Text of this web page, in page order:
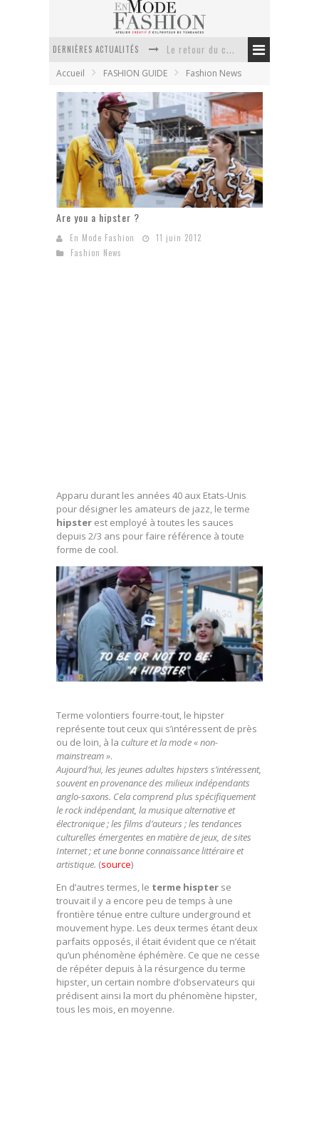
DERNIÈRES ACTUALITÉS
Week-end spa en automne : quel maillot de bain choisir ?
Pourquoi le costume sur mesure à Paris est un incontournable de l’élégance contemporaine ?
Anti chute cheveux homme : quelles solutions pour renforcer sa chevelure ?
Accueil FASHION GUIDE Fashion News
Are you a hipster ?
En Mode Fashion
11 juin 2012
Fashion News
Apparu durant les années 40 aux Etats-Unis
pour désigner les amateurs de jazz, le terme
hipster est employé à toutes les sauces
depuis 2/3 ans pour faire référence à toute
forme de cool.
Terme volontiers fourre-tout, le hipster
représente tout ceux qui s’intéressent de près
ou de loin, à la culture et la mode « non-
mainstream ».
Aujourd’hui, les jeunes adultes hipsters s’intéressent,
souvent en provenance des milieux indépendants
anglo-saxons. Cela comprend plus spécifiquement
le rock indépendant, la musique alternative et
électronique ; les films d’auteurs ; les tendances
culturelles émergentes en matière de jeux, de sites
Internet ; et une bonne connaissance littéraire et
artistique. (source)
En d’autres termes, le terme hispter se
trouvait il y a encore peu de temps à une
frontière ténue entre culture underground et
mouvement hype. Les deux termes étant deux
parfaits opposés, il était évident que ce n’était
qu’un phénomène éphémère. Ce que ne cesse
de répéter depuis à la résurgence du terme
hipster, un certain nombre d’observateurs qui
prédisent ainsi la mort du phénomène hipster,
tous les mois, en moyenne.